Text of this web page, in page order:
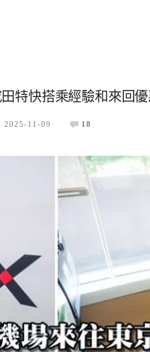
田特快搭乘經驗和來回
2025-11-09 18